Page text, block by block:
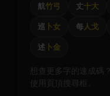
航竹弓 丈十大
巡 卜女 每人戈
述 卜金
想查更多字的速成碼
使用頁頂搜尋框。